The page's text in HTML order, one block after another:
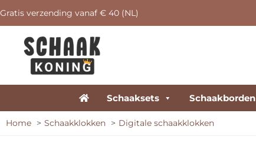
Gratis verzending vanaf € 40 (NL)
Schaaksets Schaakborden
Home Schaakklokken Digitale schaakklokken